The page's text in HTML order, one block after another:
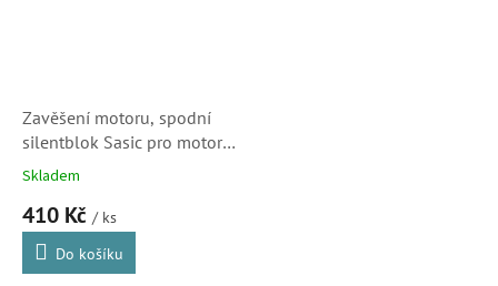
Zavěšení motoru, spodní
silentblok Sasic pro motory
Citroen 1.1i, 1.4i, 1.6i,
(180684,180696)
Skladem
410 Kč / ks
Do košíku